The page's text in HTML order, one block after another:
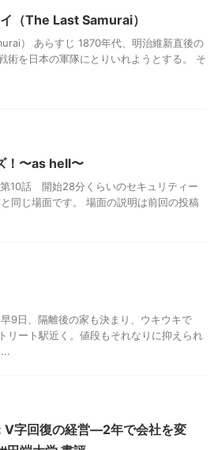
（The Last Samurai）
） あらすじ 1870年代、明治維新直後の
術を日本の軍隊にとりいれようとする。 そ
！〜as hell〜
10話 開始28分くらいのセキュリティー
同じ場面です。 場面の説明は前回の投稿
9日、隔離後の家も決まり、ウキウキで
リート駅近く。値段もそれなりに抑えられ
V字回復の経営―2年で会社を変